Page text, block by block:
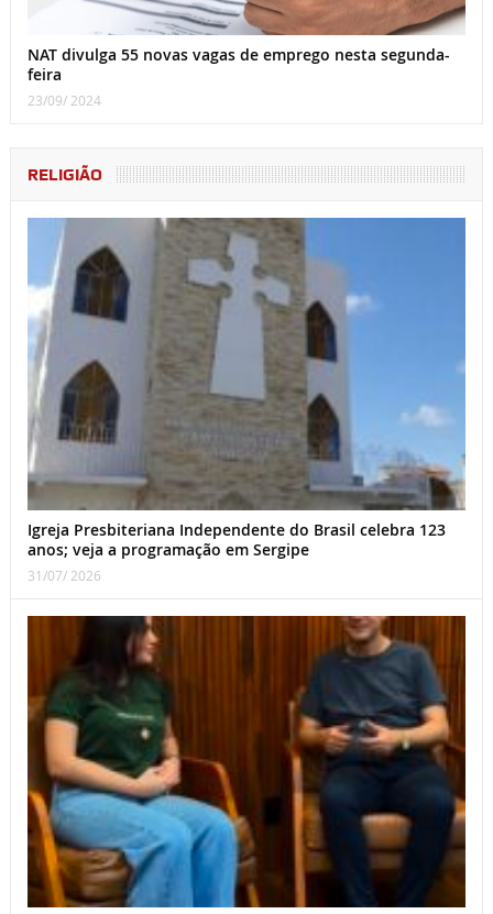
NAT divulga 55 novas vagas de emprego nesta segunda-
feira
23/09/ 2024
RELIGIÃO
Igreja Presbiteriana Independente do Brasil celebra 123
anos; veja a programação em Sergipe
31/07/ 2026